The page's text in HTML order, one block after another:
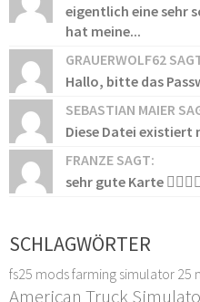
eigentlich eine sehr
hat meine...
GRAUERWOLF62
Hallo, bitte das
SEBASTIAN MAIER
Diese Datei existiert
FRANZE SAGT:
sehr gute Karte
SCHLAGWÖRTER
fs25 modsfarming simulator 25
American Truck